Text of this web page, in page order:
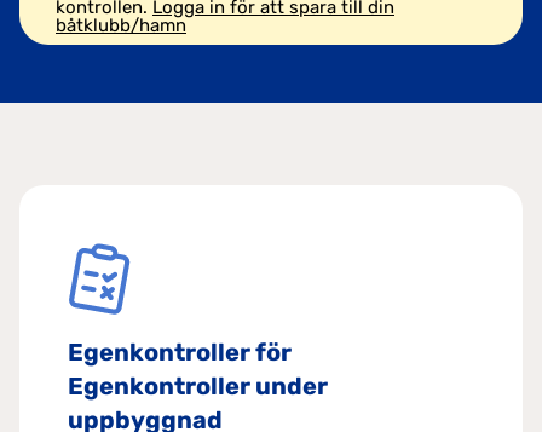
kontrollen. Logga in för att spara till din
båtklubb/hamn
Egenkontroller för
Egenkontroller under
uppbyggnad